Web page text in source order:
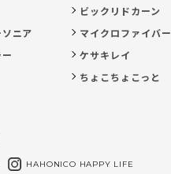
ニア
ビックリドカーン
マイクロファイバー
ケサキレイ
ちょこちょこっと
HAHONICO HAPPY LIFE